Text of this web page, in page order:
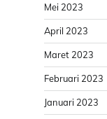
Mei 2023
April 2023
Maret 2023
Februari 2023
Januari 2023